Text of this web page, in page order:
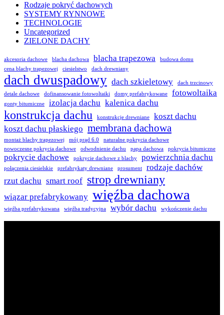
Rodzaje pokryć dachowych
SYSTEMY RYNNOWE
TECHNOLOGIE
Uncategorized
ZIELONE DACHY
akcesoria dachowe blacha dachowa blacha trapezowa
budowa domu
cena blachy trapezowej
ciesielstwo dach drewniany
dach dwuspadowy dach szkieletowy
dach trzcinowy
detale dachowe
dofinansowanie fotowoltaiki domy prefabrykowane fotowoltaika
gonty bitumiczne izolacja dachu kalenica dachu
konstrukcja dachu konstrukcje drewniane
koszt dachu
koszt dachu płaskiego membrana dachowa
montaż blachy trapezowej mój prąd 6.0
naturalne pokrycia dachowe
nowoczesne pokrycia dachowe
odwodnienie dachu papa dachowa pokrycia bitumiczne
pokrycie dachowe pokrycie dachowe z blachy powierzchnia dachu
połączenia ciesielskie prefabrykaty drewniane prosument
rodzaje dachów
rzut dachu smart roof strop drewniany
wiązar prefabrykowany więźba dachowa
więźba prefabrykowana więźba tradycyjna wybór dachu wykończenie dachu